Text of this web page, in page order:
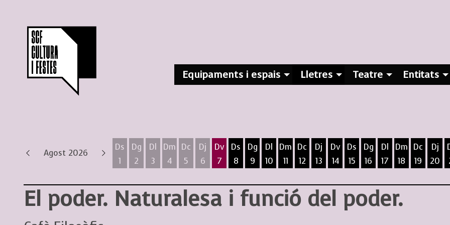
Equipaments i espais Lletres Teatre Entitats
Agost 2026
Ds
1
Dg
2
Dl
3
Dm
4
Dc
5
Dj
6
Dv
7
Ds
8
Dg
9
Dl
10
Dm
11
Dc
12
Dj
13
Dv
14
Ds
15
Dg
16
Dl
17
Dm
18
Dc
19
Dj
20
El poder. Naturalesa i funció del poder.